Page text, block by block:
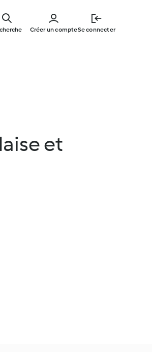
main
Créer un compteSe connecter
et